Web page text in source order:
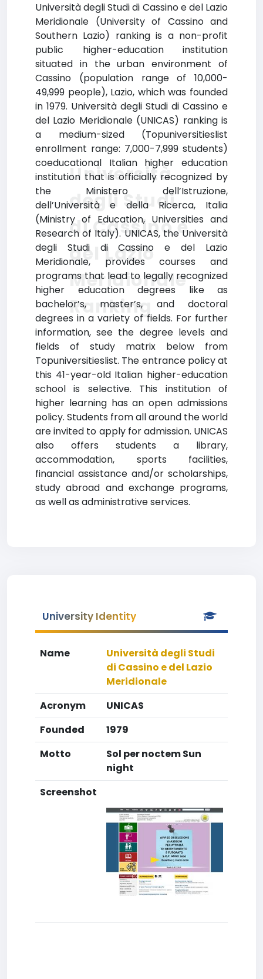
Università degli Studi di Cassino e del Lazio
Meridionale (University of Cassino and
Southern Lazio) ranking is a non-profit
public higher-education institution
situated in the urban environment of
Cassino (population range of 10,000-
49,999 people), Lazio, which was founded
in 1979. Università degli Studi di Cassino e
del Lazio Meridionale (UNICAS) ranking is
a medium-sized (Topuniversitieslist
enrollment range: 7,000-7,999 students)
coeducational Italian higher education
institution that is officially recognized by
the Ministero dell’Istruzione,
dell’Università e della Ricerca, Italia
(Ministry of Education, Universities and
Research of Italy). UNICAS, the Università
degli Studi di Cassino e del Lazio
Meridionale, provides courses and
programs that lead to legally recognized
higher education degrees like as
bachelor’s, master’s, and doctoral
degrees in a variety of fields. For further
information, see the degree levels and
fields of study matrix below from
Topuniversitieslist. The entrance policy at
this 41-year-old Italian higher-education
school is selective. This institution of
higher learning has an open admissions
policy. Students from all around the world
are invited to apply for admission. UNICAS
also offers students a library,
accommodation, sports facilities,
financial assistance and/or scholarships,
study abroad and exchange programs,
as well as administrative services.
Università
degli Studi
di Cassino e
del Lazio
Meridionale
Ranking
University Identity
Name
Università degli Studi
di Cassino e del Lazio
Meridionale
Acronym
UNICAS
Founded
1979
Motto
Sol per noctem Sun
night
Screenshot